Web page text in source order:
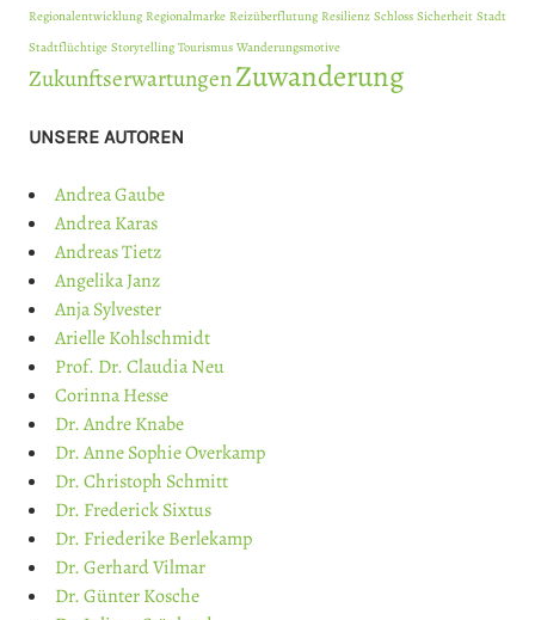
Regionalentwicklung Regionalmarke Reizüberflutung Resilienz Schloss Sicherheit Stadt
Stadtflüchtige Storytelling Tourismus Wanderungsmotive
ZukunftserwartungenZuwanderung
UNSERE AUTOREN
Andrea Gaube
Andrea Karas
Andreas Tietz
Angelika Janz
Anja Sylvester
Arielle Kohlschmidt
Prof. Dr. Claudia Neu
Corinna Hesse
Dr. Andre Knabe
Dr. Anne Sophie Overkamp
Dr. Christoph Schmitt
Dr. Frederick Sixtus
Dr. Friederike Berlekamp
Dr. Gerhard Vilmar
Dr. Günter Kosche